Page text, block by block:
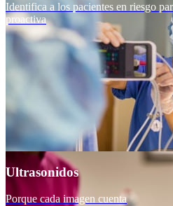
Identifica a los pacientes en riesgo
proactiva
Ultrasonidos
Porque cada imagen cuenta